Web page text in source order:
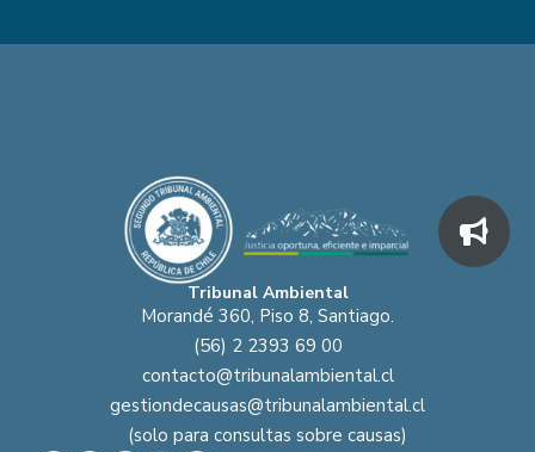
Tribunal Ambiental
Morandé 360, Piso 8, Santiago.
(56) 2 2393 69 00
contacto@tribunalambiental.cl
gestiondecausas@tribunalambiental.cl
(solo para consultas sobre causas)